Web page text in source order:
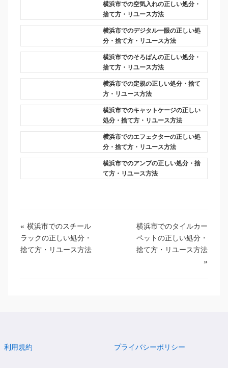
横浜市での空気入れの正しい処分・
捨て方・リユース方法
横浜市でのデジタル一眼の正しい処
分・捨て方・リユース方法
横浜市でのそろばんの正しい処分・
捨て方・リユース方法
横浜市での定規の正しい処分・捨て
方・リユース方法
横浜市でのキャットケージの正しい
処分・捨て方・リユース方法
横浜市でのエフェクターの正しい処
分・捨て方・リユース方法
横浜市でのアンプの正しい処分・捨
て方・リユース方法
« 横浜市でのスチール
ラックの正しい処分・
捨て方・リユース方法
横浜市でのタイルカー
ペットの正しい処分・
捨て方・リユース方法
»
利用規約 プライバシーポリシー